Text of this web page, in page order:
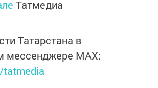
Татмедиа
Татарстана в
мессенджере MАХ: